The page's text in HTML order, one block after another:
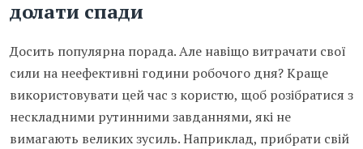
долати спади
Досить популярна порада. Але навіщо витрачати свої
сили на неефективні години робочого дня? Краще
використовувати цей час з користю, щоб розібратися з
нескладними рутинними завданнями, які не
вимагають великих зусиль. Наприклад, прибрати свій